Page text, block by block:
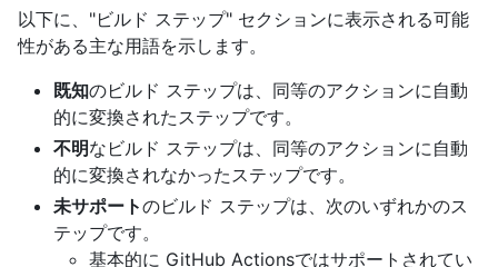
以下に、"ビルド ステップ" セクションに表示される可能
性がある主な用語を示します。
既知のビルド ステップは、同等のアクションに自動
的に変換されたステップです。
不明なビルド ステップは、同等のアクションに自動
的に変換されなかったステップです。
未サポートのビルド ステップは、次のいずれかのス
テップです。
基本的に GitHub Actionsではサポートされてい